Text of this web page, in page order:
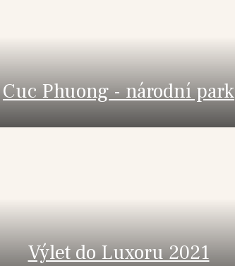
Cuc Phuong - národní park
Výlet do Luxoru 2021